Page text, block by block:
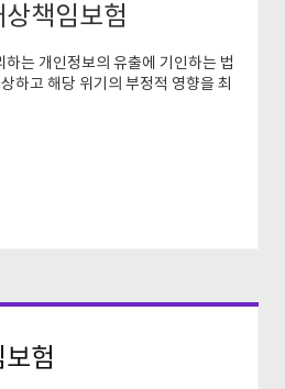
책임보험
하는 개인정보의 유출에 기인하는 법
하고 해당 위기의 부정적 영향을 최
험